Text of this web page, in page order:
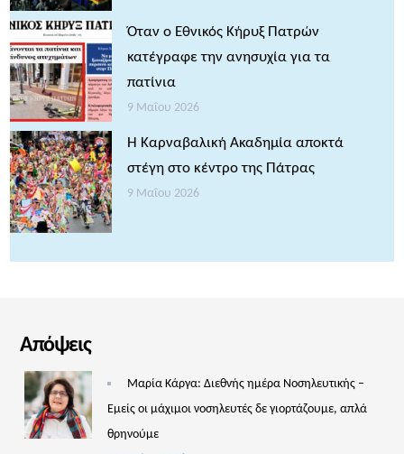
Όταν ο Εθνικός Κήρυξ Πατρών
κατέγραφε την ανησυχία για τα
πατίνια
9 Μαΐου 2026
Η Καρναβαλική Ακαδημία αποκτά
στέγη στο κέντρο της Πάτρας
9 Μαΐου 2026
Απόψεις
Μαρία Κάργα: Διεθνής ημέρα Νοσηλευτικής –
Εμείς οι μάχιμοι νοσηλευτές δε γιορτάζουμε, απλά
θρηνούμε